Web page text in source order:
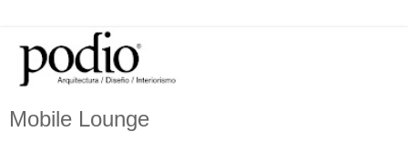
Mobile Lounge